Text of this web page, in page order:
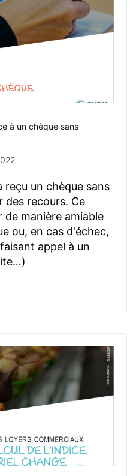
à un chèque sans
reçu un chèque sans
des recours. Ce
manière amiable
ou, en cas d'échec,
appel à un